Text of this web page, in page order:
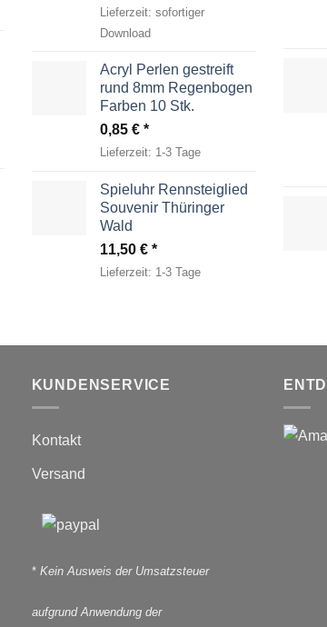
Lieferzeit: sofortiger
Download
Acryl Perlen gestreift
rund 8mm Regenbogen
Farben 10 Stk.
0,85 €
Lieferzeit: 1-3 Tage
Spieluhr Rennsteiglied
Souvenir Thüringer
Wald
11,50 €
Lieferzeit: 1-3 Tage
KUNDENSERVICE
Kontakt
Versand
* Kein Ausweis der Umsatzsteuer
aufgrund Anwendung der